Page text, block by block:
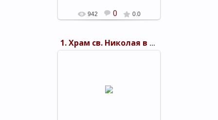
942 0 0.0
1. Храм св. Николая в Можайске (Прокудин-Горский)